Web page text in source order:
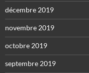
décembre 2019
novembre 2019
octobre 2019
septembre 2019